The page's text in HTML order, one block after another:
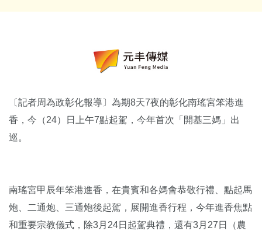
〔記者周為政彰化報導〕為期8天7夜的彰化南瑤宮笨港進
香，今（24）日上午7點起駕，今年首次「開基三媽」出
巡。
南瑤宮甲辰年笨港進香，在貴賓和各媽會恭敬行禮、點起馬
炮、二通炮、三通炮後起駕，展開進香行程，今年進香焦點
和重要宗教儀式，除3月24日起駕典禮，還有3月27日（農